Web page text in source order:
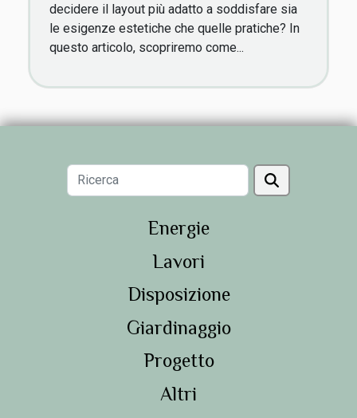
decidere il layout più adatto a soddisfare sia
le esigenze estetiche che quelle pratiche? In
questo articolo, scopriremo come...
Energie
Lavori
Disposizione
Giardinaggio
Progetto
Altri